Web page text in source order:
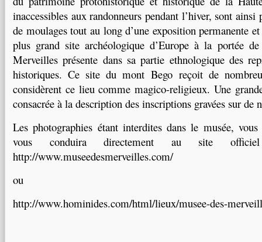
inaccessibles aux randonneurs pendant l’hiver, sont ainsi
de moulages tout au long d’une exposition permanente
plus grand site archéologique d’Europe à la portée
Merveilles présente dans sa partie ethnologique des
historiques. Ce site du mont Bego reçoit de
considèrent ce lieu comme magico-religieux. Une
consacrée à la description des inscriptions gravées sur de
Les photographies étant interdites dans le musée,
vous conduira directement au site
http://www.museedesmerveilles.com/
ou
http://www.hominides.com/html/lieux/musee-des-